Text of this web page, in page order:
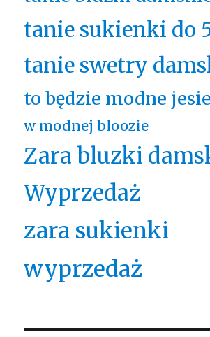
tanie sukienki do
tanie swetry
to będzie modne
w modnej bloozie
Zara bluzki
Wyprzedaż
zara sukienki
wyprzedaż